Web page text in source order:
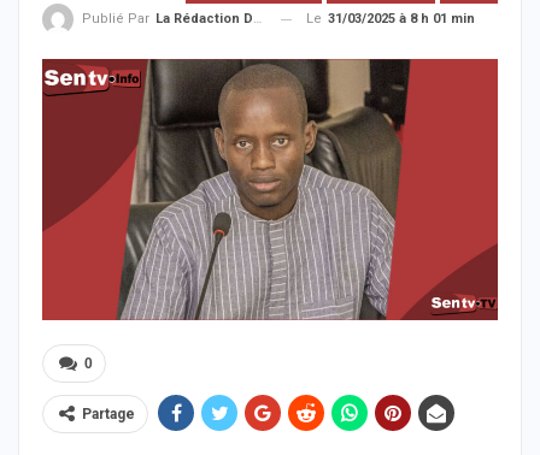
Publié Par La Rédaction De La SenTV.info Le 31/03/2025 à 8 h 01 min
0
Partage